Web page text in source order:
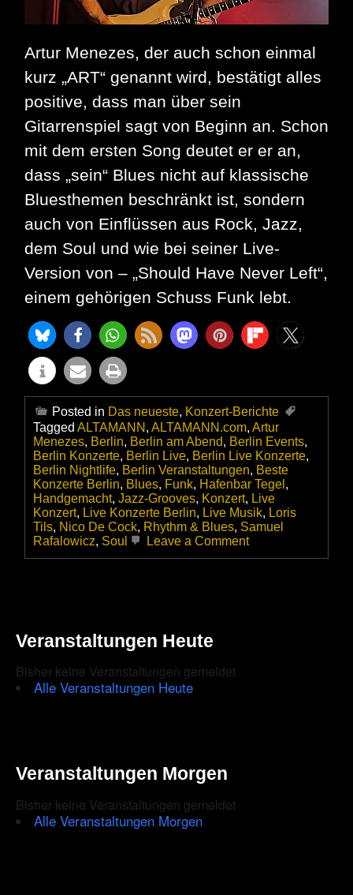
Videos
zu
Event
Netz
gestellt.
Artur Menezes, der auch schon einmal
kurz „ART“ genannt wird, bestätigt alles
positive, dass man über sein
Gitarrenspiel sagt von Beginn an. Schon
mit dem ersten Song deutet er er an,
dass „sein“ Blues nicht auf klassische
Bluesthemen beschränkt ist, sondern
auch von Einflüssen aus Rock, Jazz,
dem Soul und wie bei seiner Live-
Version von – „Should Have Never Left“,
einem gehörigen Schuss Funk lebt.
Posted in Das neueste, Konzert-Berichte
Tagged ALTAMANN , ALTAMANN.com, Artur
Menezes, Berlin, Berlin am Abend, Berlin Events,
Berlin Konzerte, Berlin Live, Berlin Live Konzerte,
Berlin Nightlife, Berlin Veranstaltungen, Beste
Konzerte Berlin, Blues, Funk, Hafenbar Tegel ,
Handgemacht, Jazz-Grooves, Konzert, Live
Konzert, Live Konzerte Berlin, Live Musik, Loris
Tils, Nico De Cock, Rhythm & Blues, Samuel
Rafalowicz, Soul Leave a Commenton
Veranstaltungen Heute
Bisher keine Veranstaltungen gemeldet
Alle Veranstaltungen Heute
Veranstaltungen Morgen
Bisher keine Veranstaltungen gemeldet
Alle Veranstaltungen Morgen